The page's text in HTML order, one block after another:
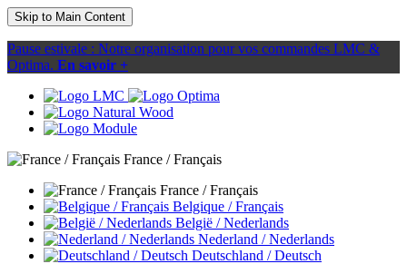
Skip to Main Content
Pause estivale : Notre organisation pour vos commandes LMC &
Optima. En savoir +
France / Français
France / Français
Belgique / Français
België / Nederlands
Nederland / Nederlands
Deutschland / Deutsch